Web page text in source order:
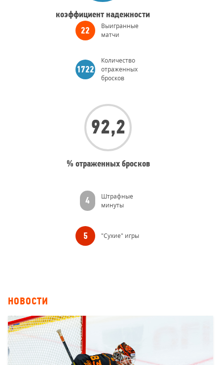
коэффициент надежности
Голы
Выигранные
матчи
22
Количество
отраженных
бросков
1722
% отраженных бросков
92,2
Штрафные
минуты
4
"Сухие" игры
5
НОВОСТИ